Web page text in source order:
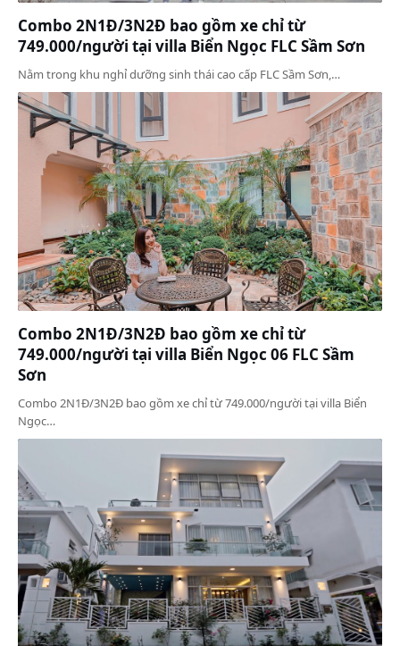
Combo 2N1Đ/3N2Đ bao gồm xe chỉ từ
749.000/người tại villa Biển Ngọc FLC Sầm Sơn
Nằm trong khu nghỉ dưỡng sinh thái cao cấp FLC Sầm Sơn,…
Combo 2N1Đ/3N2Đ bao gồm xe chỉ từ
749.000/người tại villa Biển Ngọc 06 FLC Sầm
Sơn
Combo 2N1Đ/3N2Đ bao gồm xe chỉ từ 749.000/người tại villa Biển
Ngọc…